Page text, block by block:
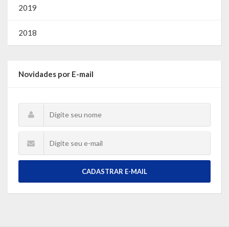
2019
2018
Novidades por E-mail
CADASTRAR E-MAIL